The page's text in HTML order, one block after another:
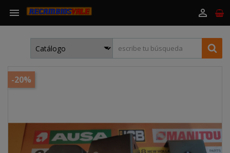
 
-20%